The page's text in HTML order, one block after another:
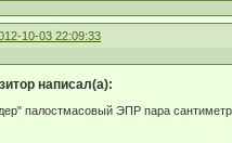
10-03 22:09:33
написал(а):
палостмасовый ЭПР пара